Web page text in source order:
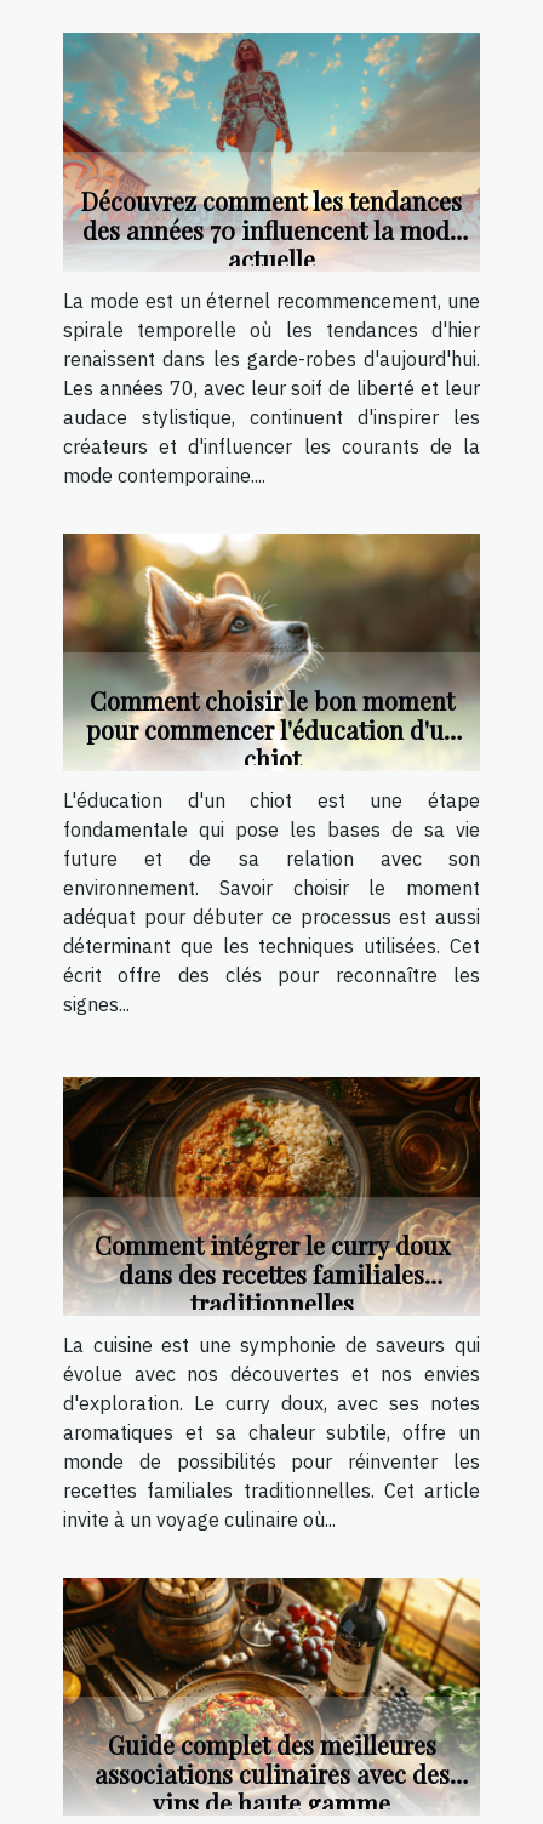
Découvrez comment les tendances
des années 70 influencent la mode
actuelle
La mode est un éternel recommencement, une
spirale temporelle où les tendances d'hier
renaissent dans les garde-robes d'aujourd'hui.
Les années 70, avec leur soif de liberté et leur
audace stylistique, continuent d'inspirer les
créateurs et d'influencer les courants de la
mode contemporaine....
Comment choisir le bon moment
pour commencer l'éducation d'un
chiot
L'éducation d'un chiot est une étape
fondamentale qui pose les bases de sa vie
future et de sa relation avec son
environnement. Savoir choisir le moment
adéquat pour débuter ce processus est aussi
déterminant que les techniques utilisées. Cet
écrit offre des clés pour reconnaître les
signes...
Comment intégrer le curry doux
dans des recettes familiales
traditionnelles
La cuisine est une symphonie de saveurs qui
évolue avec nos découvertes et nos envies
d'exploration. Le curry doux, avec ses notes
aromatiques et sa chaleur subtile, offre un
monde de possibilités pour réinventer les
recettes familiales traditionnelles. Cet article
invite à un voyage culinaire où...
Guide complet des meilleures
associations culinaires avec des
vins de haute gamme